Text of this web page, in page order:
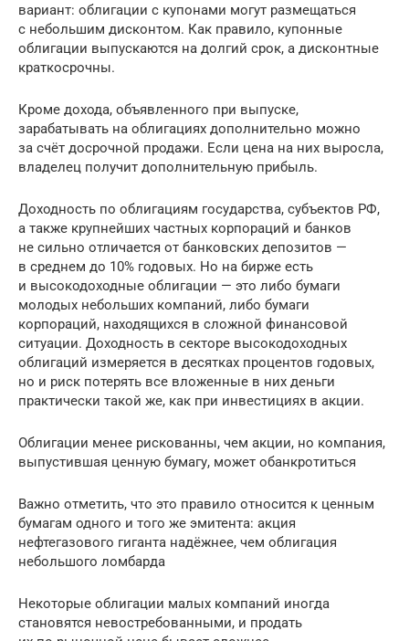
вариант: облигации с купонами могут размещаться
с небольшим дисконтом. Как правило, купонные
облигации выпускаются на долгий срок, а дисконтные
краткосрочны.
Кроме дохода, объявленного при выпуске,
зарабатывать на облигациях дополнительно можно
за счёт досрочной продажи. Если цена на них выросла,
владелец получит дополнительную прибыль.
Доходность по облигациям государства, субъектов РФ,
а также крупнейших частных корпораций и банков
не сильно отличается от банковских депозитов —
в среднем до 10% годовых. Но на бирже есть
и высокодоходные облигации — это либо бумаги
молодых небольших компаний, либо бумаги
корпораций, находящихся в сложной финансовой
ситуации. Доходность в секторе высокодоходных
облигаций измеряется в десятках процентов годовых,
но и риск потерять все вложенные в них деньги
практически такой же, как при инвестициях в акции.
Облигации менее рискованны, чем акции, но компания,
выпустившая ценную бумагу, может обанкротиться
Важно отметить, что это правило относится к ценным
бумагам одного и того же эмитента: акция
нефтегазового гиганта надёжнее, чем облигация
небольшого ломбарда
Некоторые облигации малых компаний иногда
становятся невостребованными, и продать